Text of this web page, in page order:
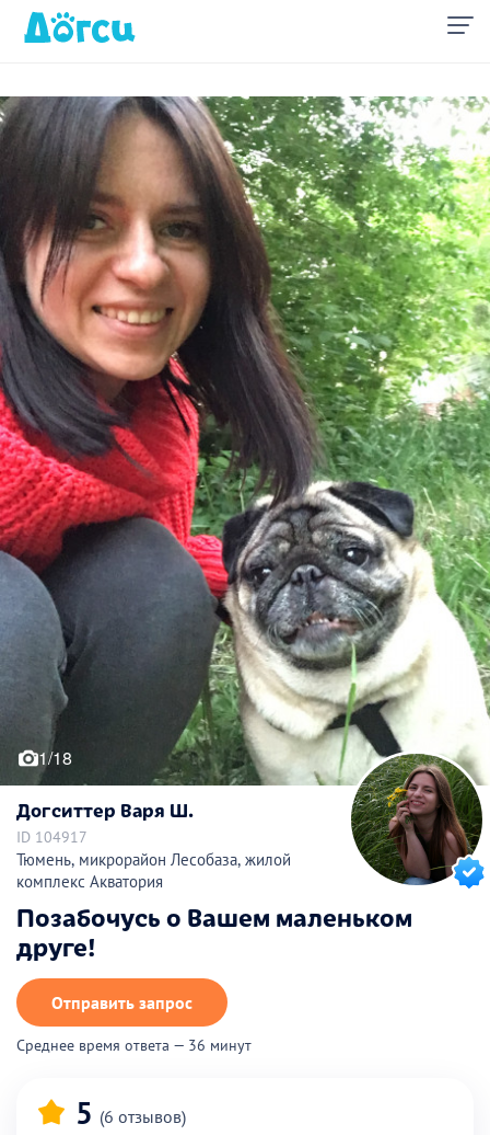
1/18
Догситтер Варя Ш.
ID 104917
Тюмень, микрорайон Лесобаза, жилой
комплекс Акватория
Позабочусь о Вашем маленьком
друге!
Отправить запрос
Среднее время ответа — 36 минут
5 (6 отзывов)